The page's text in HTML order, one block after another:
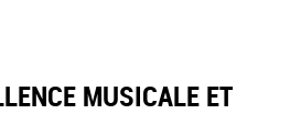
MUSICALE ET